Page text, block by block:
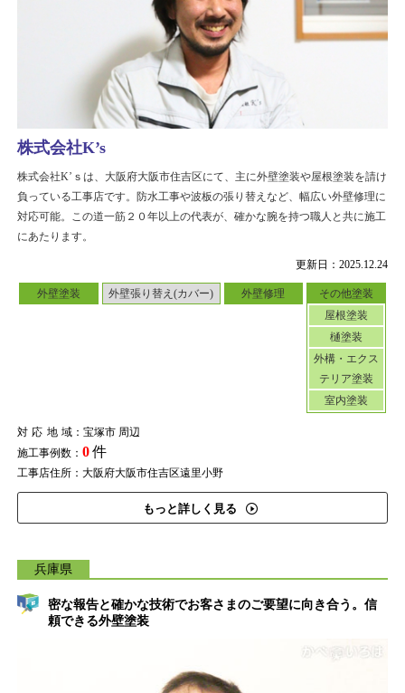
更新日：2025.12.24
外壁塗装 外壁張り替え(カバー) 外壁修理
その他塗装
屋根塗装
樋塗装
外構・エクス
テリア塗装
室内塗装
対応地域：宝塚市 周辺
施工事例数： 0件
工事店住所：大阪府大阪市住吉区遠里小野
もっと詳しく見る
株式会社K’s
株式会社K’ｓは、大阪府大阪市住吉区にて、主に外壁塗装や屋根塗装を請け
負っている工事店です。防水工事や波板の張り替えなど、幅広い外壁修理に
対応可能。この道一筋２０年以上の代表が、確かな腕を持つ職人と共に施工
にあたります。
兵庫県
密な報告と確かな技術でお客さまのご要望に向き合う。信
頼できる外壁塗装